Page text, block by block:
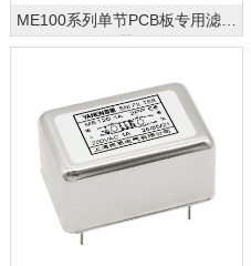
ME100系列单节PCB板专用滤波
器